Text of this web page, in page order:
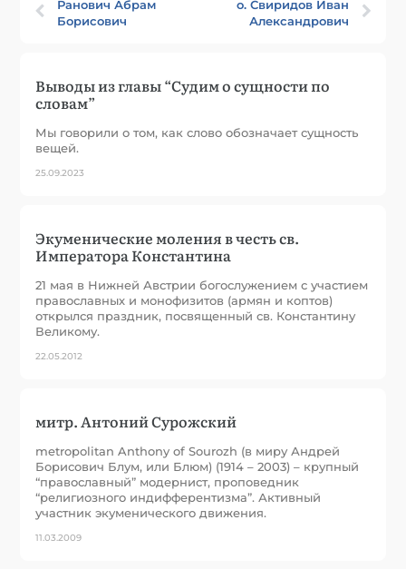
Ранович Абрам
Борисович
о. Свиридов Иван
Александрович
Выводы из главы “Судим о сущности по
словам”
Мы говорили о том, как слово обозначает сущность
вещей.
25.09.2023
Экуменические моления в честь св.
Императора Константина
21 мая в Нижней Австрии богослужением с участием
православных и монофизитов (армян и коптов)
открылся праздник, посвященный св. Константину
Великому.
22.05.2012
митр. Антоний Сурожский
metropolitan Anthony of Sourozh (в миру Андрей
Борисович Блум, или Блюм) (1914 – 2003) – крупный
“православный” модернист, проповедник
“религиозного индифферентизма”. Активный
участник экуменического движения.
11.03.2009